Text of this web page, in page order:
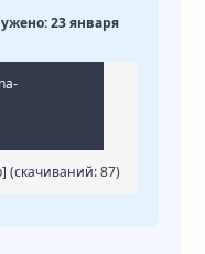
23 января
(cкачиваний: 87)